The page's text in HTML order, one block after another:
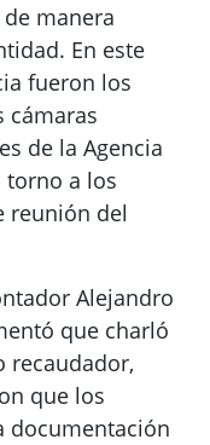
manera
En este
fueron los
cámaras
de la Agencia
torno a los
reunión del
Alejandro
que charló
recaudador,
que los
documentación